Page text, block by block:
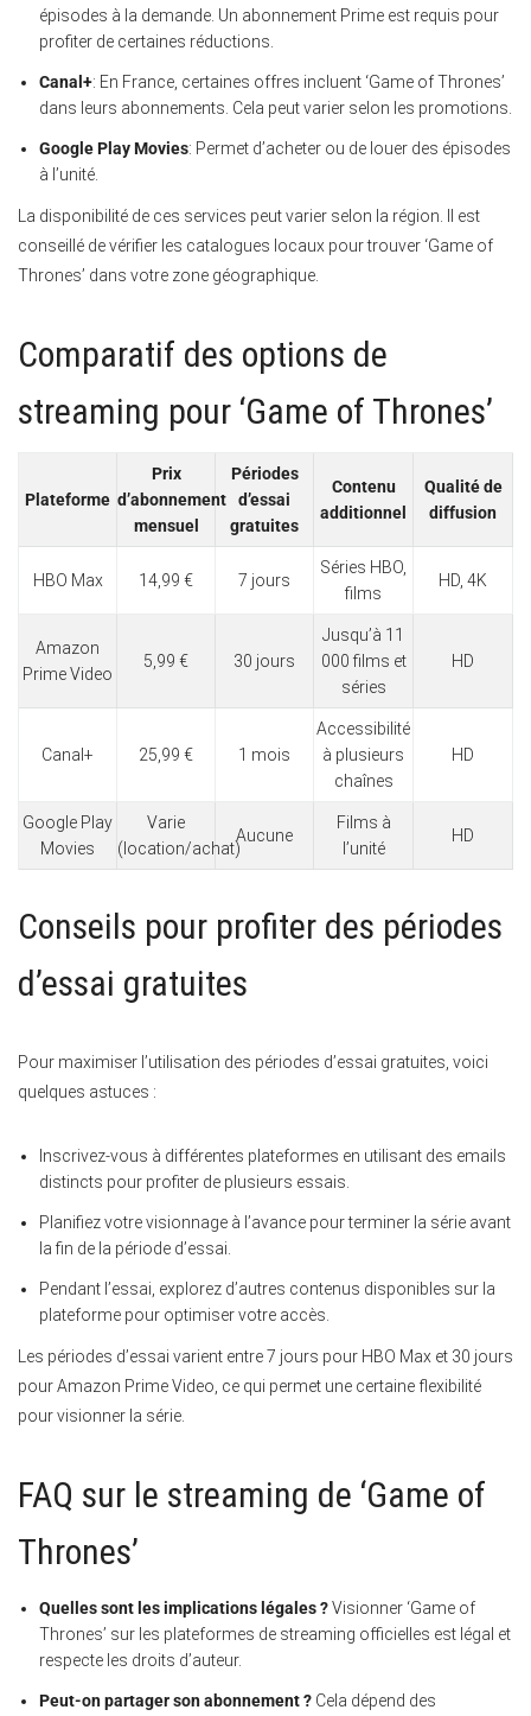
épisodes à la demande. Un abonnement Prime est requis pour
profiter de certaines réductions.
Canal+: En France, certaines offres incluent ‘Game of Thrones’
dans leurs abonnements. Cela peut varier selon les promotions.
Google Play Movies: Permet d’acheter ou de louer des épisodes
à l’unité.
La disponibilité de ces services peut varier selon la région. Il est
conseillé de vérifier les catalogues locaux pour trouver ‘Game of
Thrones’ dans votre zone géographique.
Comparatif des options de
streaming pour ‘Game of Thrones’
Plateforme
Prix
d’abonnement
mensuel
Périodes
d’essai
gratuites
Contenu
additionnel
Qualité de
diffusion
HBO Max 14,99 € 7 jours
Séries HBO,
films
HD, 4K
Amazon
Prime Video
5,99 € 30 jours
Jusqu’à 11
000 films et
séries
HD
Canal+ 25,99 € 1 mois
Accessibilité
à plusieurs
chaînes
HD
Google Play
Movies
Varie
(location/achat)
Aucune
Films à
l’unité
HD
Conseils pour profiter des périodes
d’essai gratuites
Pour maximiser l’utilisation des périodes d’essai gratuites, voici
quelques astuces :
Inscrivez-vous à différentes plateformes en utilisant des emails
distincts pour profiter de plusieurs essais.
Planifiez votre visionnage à l’avance pour terminer la série avant
la fin de la période d’essai.
Pendant l’essai, explorez d’autres contenus disponibles sur la
plateforme pour optimiser votre accès.
Les périodes d’essai varient entre 7 jours pour HBO Max et 30 jours
pour Amazon Prime Video, ce qui permet une certaine flexibilité
pour visionner la série.
FAQ sur le streaming de ‘Game of
Thrones’
Quelles sont les implications légales ?Visionner ‘Game of
Thrones’ sur les plateformes de streaming officielles est légal et
respecte les droits d’auteur.
Peut-on partager son abonnement ? Cela dépend des